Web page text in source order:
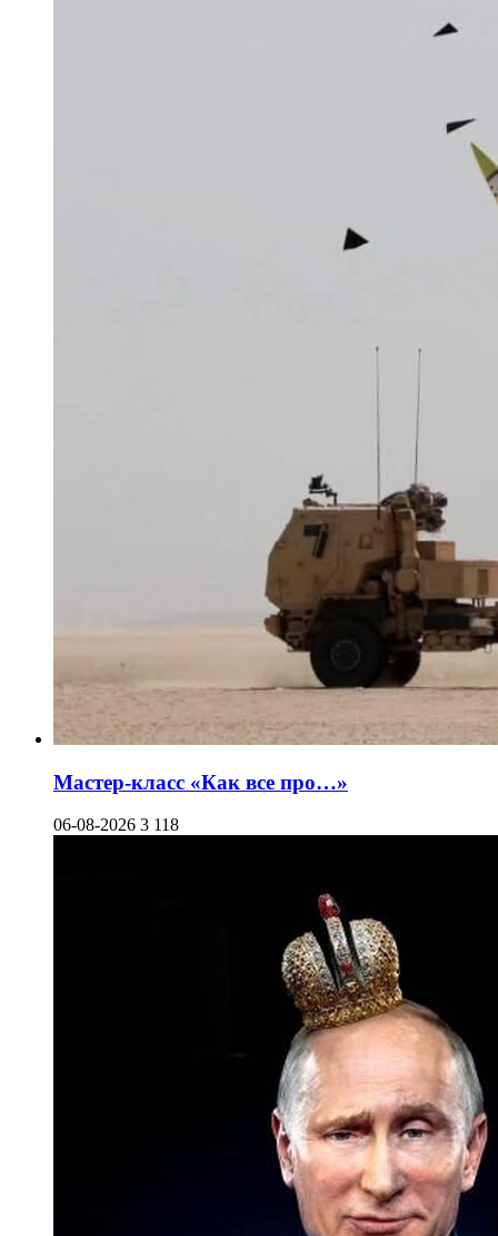
Мастер-класс «Как все про…»
06-08-2026 3 118